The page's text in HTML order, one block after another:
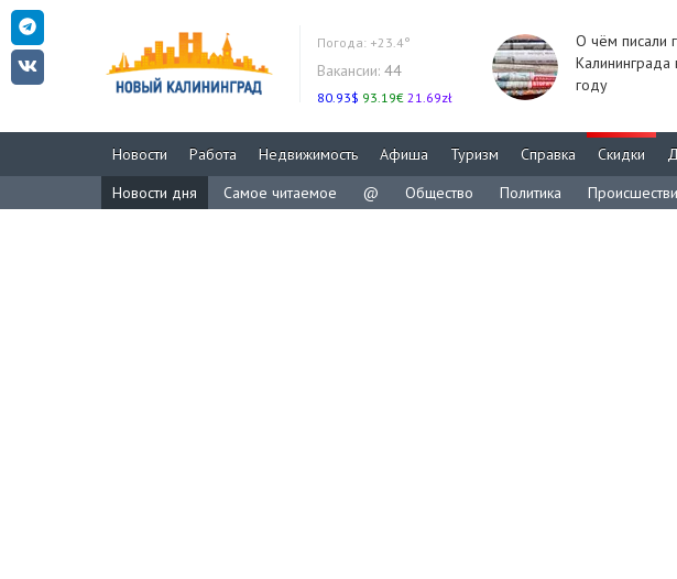
Погода: +23.4°
Вакансии: 44
80.93$ 93.19€ 21.69zł
О чём писали
Калининграда
году
Новости Работа Недвижимость Афиша Туризм Справка Скидки
Новости дня
Самое читаемое @ Общество Политика